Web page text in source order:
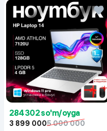
284 302 so'm/oyga
3 899 0005 000 000